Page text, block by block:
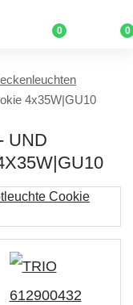
0 0
4x35W|GU10
UND